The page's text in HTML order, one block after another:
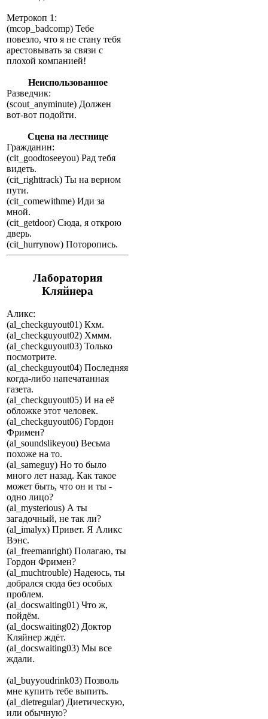
Метрокоп 1:
(mcop_badcomp) Тебе
повезло, что я не стану тебя
арестовывать за связи с
плохой компанией!
Неиспользованное
Разведчик:
(scout_anyminute) Должен
вот-вот подойти.
Сцена на лестнице
Гражданин:
(cit_goodtoseeyou) Рад тебя
видеть.
(cit_righttrack) Ты на верном
пути.
(cit_comewithme) Иди за
мной.
(cit_getdoor) Сюда, я открою
дверь.
(cit_hurrynow) Поторопись.
Лаборатория
Кляйнера
Аликс:
(al_checkguyout01) Кхм.
(al_checkguyout02) Хммм.
(al_checkguyout03) Только
посмотрите.
(al_checkguyout04) Последняя
когда-либо напечатанная
газета.
(al_checkguyout05) И на её
обложке этот человек.
(al_checkguyout06) Гордон
Фримен?
(al_soundslikeyou) Весьма
похоже на то.
(al_sameguy) Но то было
много лет назад. Как такое
может быть, что он и ты -
одно лицо?
(al_mysterious) А ты
загадочный, не так ли?
(al_imalyx) Привет. Я Аликс
Вэнс.
(al_freemanright) Полагаю, ты
Гордон Фримен?
(al_muchtrouble) Надеюсь, ты
добрался сюда без особых
проблем.
(al_docswaiting01) Что ж,
пойдём.
(al_docswaiting02) Доктор
Кляйнер ждёт.
(al_docswaiting03) Мы все
ждали.
(al_buyyoudrink03) Позволь
мне купить тебе выпить.
(al_dietregular) Диетическую,
или обычную?